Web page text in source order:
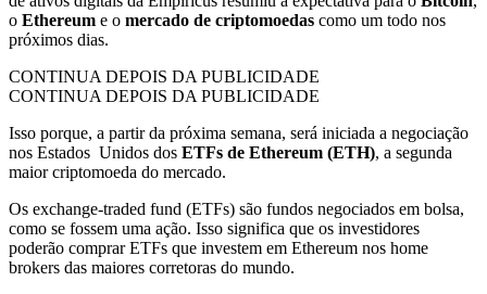
o Ethereum e o mercado de criptomoedas como um todo nos
próximos dias.
CONTINUA DEPOIS DA PUBLICIDADE
CONTINUA DEPOIS DA PUBLICIDADE
Isso porque, a partir da próxima semana, será iniciada a negociação
nos Estados Unidos dos ETFs de Ethereum (ETH), a segunda
maior criptomoeda do mercado.
Os exchange-traded fund (ETFs) são fundos negociados em bolsa,
como se fossem uma ação. Isso significa que os investidores
poderão comprar ETFs que investem em Ethereum nos home
brokers das maiores corretoras do mundo.